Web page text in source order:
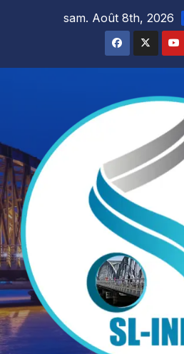
sam. Août 8th, 2026